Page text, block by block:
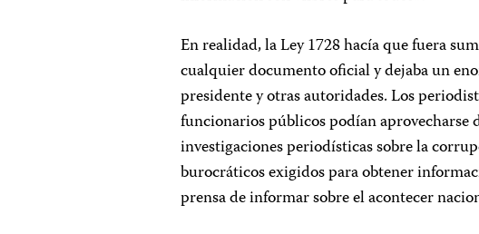
En realidad, la Ley 1728 hacía que fuera
cualquier documento oficial y dejaba un
presidente y otras autoridades. Los
funcionarios públicos podían aprovecharse
investigaciones periodísticas sobre la
burocráticos exigidos para obtener
prensa de informar sobre el acontecer